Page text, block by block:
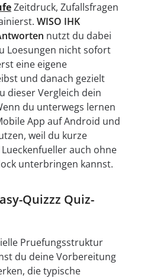
Zeitdruck, Zufallsfragen
WISO IHK
nutzt du dabei
Loesungen nicht sofort
eine eigene
und danach gezielt
dieser Vergleich dein
du unterwegs lernen
App auf Android und
weil du kurze
auch ohne
unterbringen kannst.
Quizzz Quiz-
Pruefungsstruktur
du deine Vorbereitung
die typische